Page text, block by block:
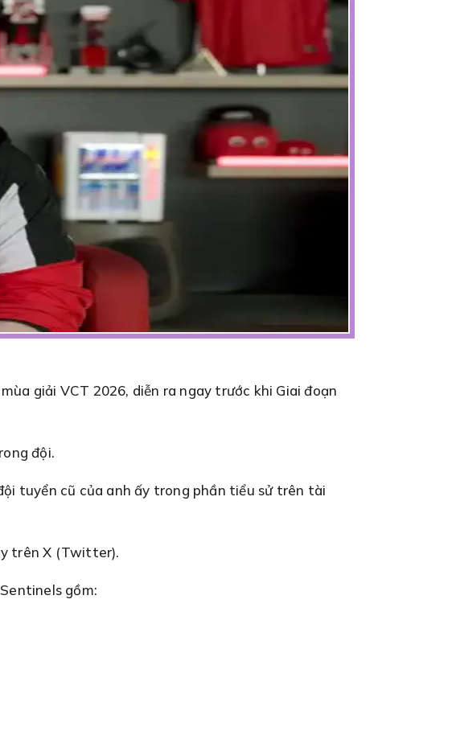
giải VCT 2026, diễn ra ngay trước khi Giai đoạn
đội.
tuyển cũ của anh ấy trong phần tiểu sử trên tài
trên X (Twitter).
gồm: